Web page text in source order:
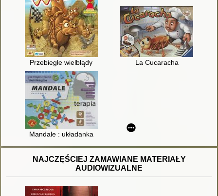
Przebiegłe wielbłądy La Cucaracha
Mandale : układanka
NAJCZĘŚCIEJ ZAMAWIANE MATERIAŁY
AUDIOWIZUALNE